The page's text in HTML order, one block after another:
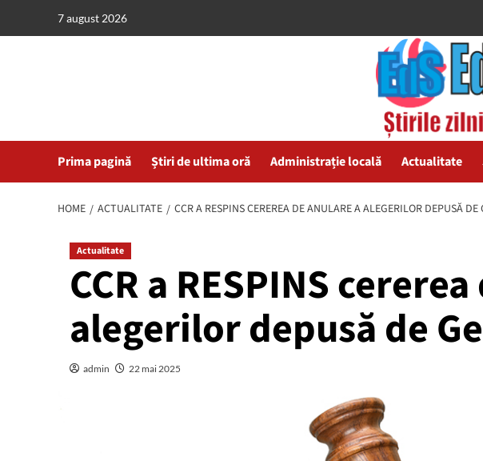
7 august 2026
Prima pagină Știri de ultima oră Administrație locală Actualitate
HOME ACTUALITATE CCR A RESPINS CEREREA DE ANULARE A ALEGERILOR DEPUSĂ DE
Actualitate
CCR a RESPINS
alegerilor depusă de
admin 22 mai 2025